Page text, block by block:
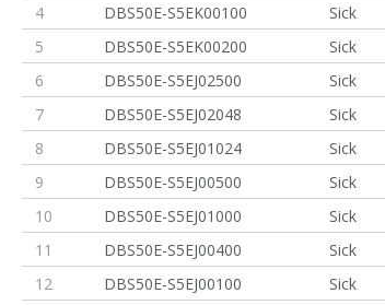
4 DBS50E-S5EK00100 Sick
5 DBS50E-S5EK00200 Sick
6 DBS50E-S5EJ02500 Sick
7 DBS50E-S5EJ02048 Sick
8 DBS50E-S5EJ01024 Sick
9 DBS50E-S5EJ00500 Sick
10 DBS50E-S5EJ01000 Sick
11 DBS50E-S5EJ00400 Sick
12 DBS50E-S5EJ00100 Sick